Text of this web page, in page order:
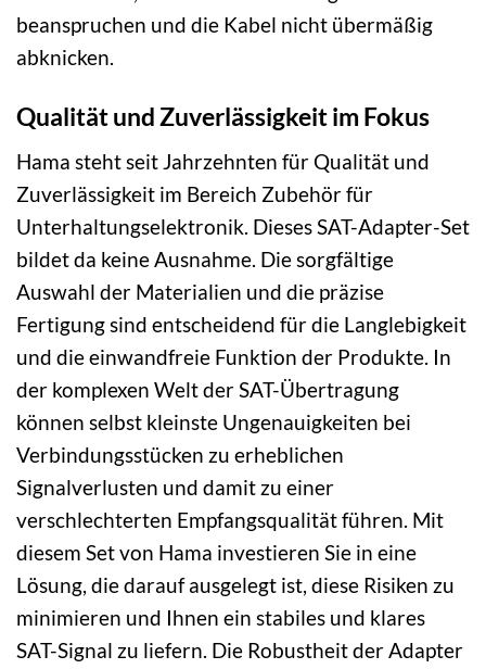
beanspruchen und die Kabel nicht übermäßig
abknicken.
Qualität und Zuverlässigkeit im Fokus
Hama steht seit Jahrzehnten für Qualität und
Zuverlässigkeit im Bereich Zubehör für
Unterhaltungselektronik. Dieses SAT-Adapter-Set
bildet da keine Ausnahme. Die sorgfältige
Auswahl der Materialien und die präzise
Fertigung sind entscheidend für die Langlebigkeit
und die einwandfreie Funktion der Produkte. In
der komplexen Welt der SAT-Übertragung
können selbst kleinste Ungenauigkeiten bei
Verbindungsstücken zu erheblichen
Signalverlusten und damit zu einer
verschlechterten Empfangsqualität führen. Mit
diesem Set von Hama investieren Sie in eine
Lösung, die darauf ausgelegt ist, diese Risiken zu
minimieren und Ihnen ein stabiles und klares
SAT-Signal zu liefern. Die Robustheit der Adapter